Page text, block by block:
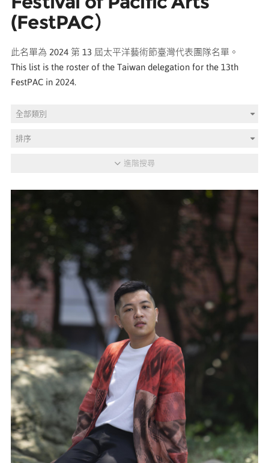
原住民族文化藝術補助成果專區
展演櫥窗
關於我們
(FestPAC）
此名單為 2024 第 13 屆太平洋藝術節臺灣代表團隊名單。
This list is the roster of the Taiwan delegation for the 13th
FestPAC in 2024.
全部類別
排序